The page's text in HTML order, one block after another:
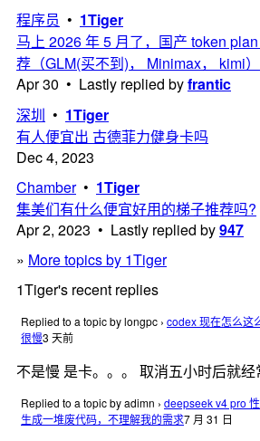
程序员 • 1Tiger
马上 2026 年 5 月了，国产 token
荐（GLM(买不到)， Minimax， kimi）
Apr 30 • Lastly replied byfrantic
深圳 • 1Tiger
有人便宜出 古德菲力健身卡吗
Dec 4, 2023
Chamber• 1Tiger
集美们有什么便宜好用的梯子推荐吗?
Apr 2, 2023 • Lastly replied by947
» More topics by 1Tiger
1Tiger's recent replies
Replied to a topic by longpc › codex 现在怎么这
很慢3 天前
不是慢 是卡。。。 取消五小时后就
Replied to a topic by adimn › deepseek v4 pro
生成一堆废代码，不理解我的需求7 月 31 日